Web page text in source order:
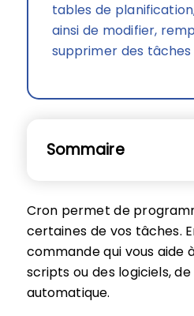
tables de
ainsi de modifier,
supprimer des
Sommaire
Cron permet de
certaines de vos tâches.
commande qui vous aide
scripts ou des logiciels,
automatique.